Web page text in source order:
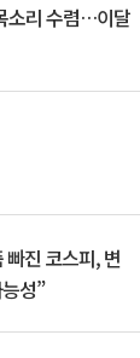
소리 수렴…이달
진 코스피, 변
성”